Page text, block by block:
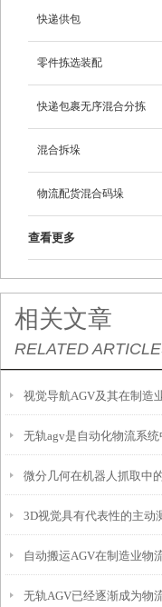
快递供包
零件拣选装配
快递包裹无序混合分拣
混合拆垛
物流配货混合码垛
查看更多
相关文章
RELATED
视觉导航AGV及其在制造
用
无轨agv是自动化物流系
微分几何在机器人抓取中
（一）
3D视觉具有代表性的主动
哪些？
自动搬运AGV在制造业物
重要作用
无轨AGV已经逐渐成为物